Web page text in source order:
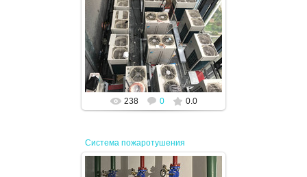
19.04.2024
JENEK
238 0 0.0
Система пожаротушения